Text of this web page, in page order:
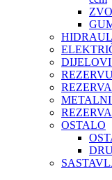
OSTALO